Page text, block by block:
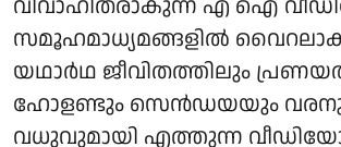
വിവാഹിതരാകുന്ന എ ഐ
സമൂഹമാധ്യമങ്ങളിൽ
യഥാർഥ ജീവിതത്തിലും
ഹോളണ്ടും സെൻഡയയും
വധുവുമായി എത്തുന്ന